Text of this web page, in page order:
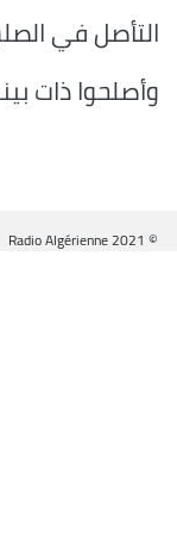
التأصل في
وأصلحوا ذات
© Radio Algérienne 2021